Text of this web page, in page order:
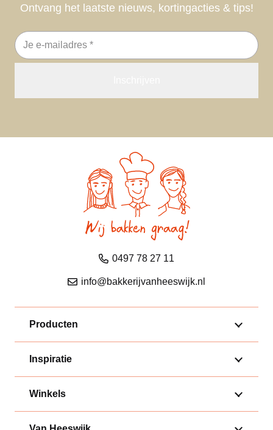
Ontvang het laatste nieuws, kortingacties & tips!
E-
mailadres
0497 78 27 11
info@bakkerijvanheeswijk.nl
Producten
Inspiratie
Winkels